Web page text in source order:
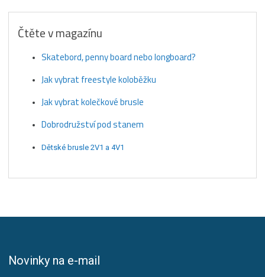
Čtěte v magazínu
Skatebord, penny board nebo longboard?
Jak vybrat freestyle koloběžku
Jak vybrat kolečkové brusle
Dobrodružství pod stanem
Dětské brusle 2V1 a 4V1
Novinky na e-mail